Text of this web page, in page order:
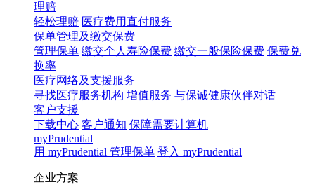
理赔
轻松理赔 医疗费用直付服务
保单管理及缴交保费
管理保单 缴交个人寿险保费 缴交一般保险保费 保费兑
换率
医疗网络及支援服务
寻找医疗服务机构 增值服务 与保诚健康伙伴对话
客户支援
下载中心 客户通知 保障需要计算机
myPrudential
用 myPrudential 管理保单 登入 myPrudential
企业方案